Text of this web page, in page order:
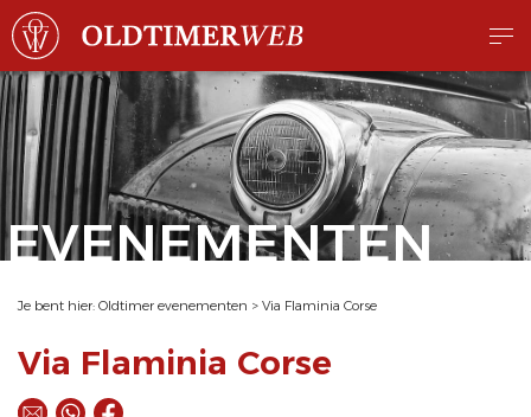
EVENEMENTEN
Je bent hier: Oldtimer evenementen > Via Flaminia Corse
Via Flaminia Corse